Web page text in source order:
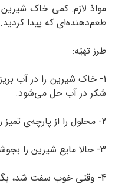
موادّ لازم: کمی خاک
طعم‌دهنده‌ای که پیدا کردید.
طرز تهیّه:
1- خاک شیرین را در آب
شکر در آب حل می‌شود.
2- محلول را از پارچه‌ی تمیز رد کنید تا خاک از آن جدا شود.
3- حالا مایع شیرین را بجوشانید تا غلیظ شود.
4- وقتی خوب سفت شد، بگذارید تا خنک شود.